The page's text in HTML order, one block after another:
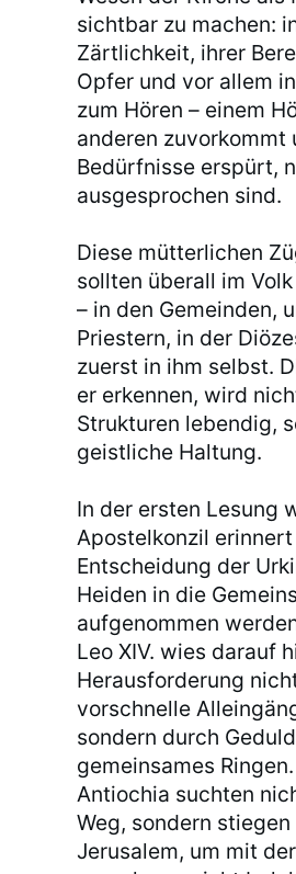
sichtbar zu machen:
Zärtlichkeit, ihrer
Opfer und vor allem
zum Hören – einem
anderen zuvorkommt
Bedürfnisse erspürt,
ausgesprochen sind.
Diese mütterlichen
sollten überall im
– in den Gemeinden,
Priestern, in der
zuerst in ihm selbst.
er erkennen, wird
Strukturen lebendig,
geistliche Haltung.
In der ersten Lesung
Apostelkonzil
Entscheidung der
Heiden in die
aufgenommen
Leo XIV. wies darauf
Herausforderung
vorschnelle
sondern durch
gemeinsames
Antiochia suchten
Weg, sondern
Jerusalem, um mit